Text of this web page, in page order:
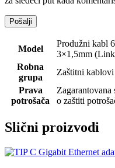
Model
Produžni kabl
3×1,5mm
Robna
grupa
Zaštitni kablovi
Prava
potrošača
Zagarantovana
o zaštiti
Slični proizvodi